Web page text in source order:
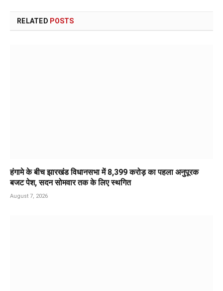
RELATED POSTS
हंगामे के बीच झारखंड विधानसभा में 8,399 करोड़ का पहला अनुपूरक
बजट पेश, सदन सोमवार तक के लिए स्थगित
August 7, 2026